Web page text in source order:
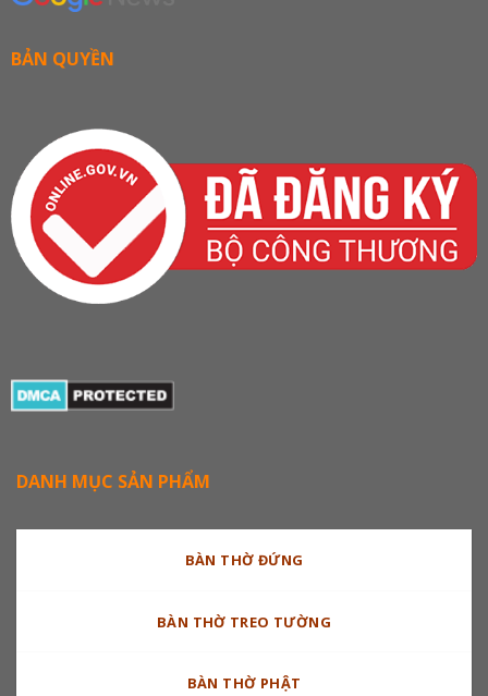
BẢN QUYỀN
DANH MỤC SẢN PHẨM
BÀN THỜ ĐỨNG
BÀN THỜ TREO TƯỜNG
BÀN THỜ PHẬT